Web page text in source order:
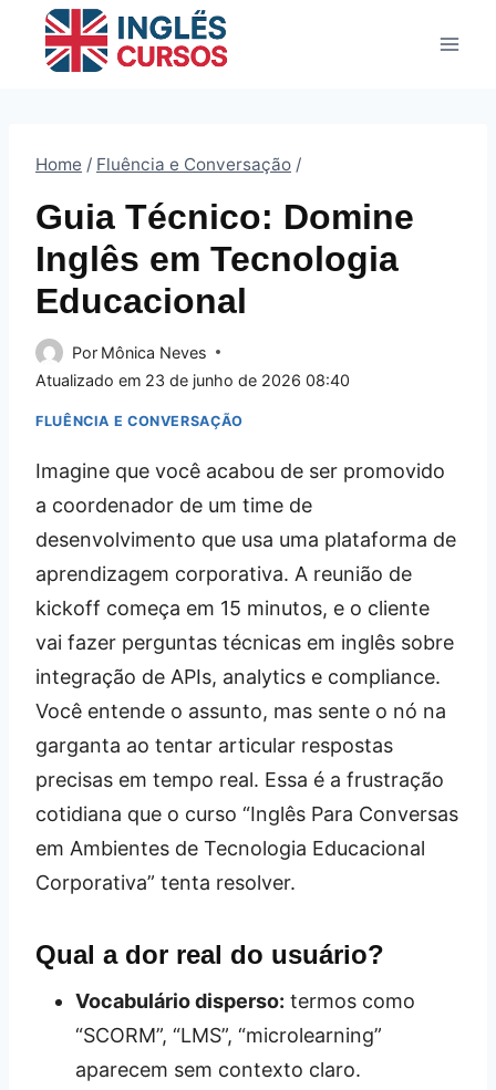
Home / Fluência e Conversação /
Guia Técnico: Domine
Inglês em Tecnologia
Educacional
Por Mônica Neves
Atualizado em 23 de junho de 2026 08:40
FLUÊNCIA E CONVERSAÇÃO
Imagine que você acabou de ser promovido
a coordenador de um time de
desenvolvimento que usa uma plataforma de
aprendizagem corporativa. A reunião de
kickoff começa em 15 minutos, e o cliente
vai fazer perguntas técnicas em inglês sobre
integração de APIs, analytics e compliance.
Você entende o assunto, mas sente o nó na
garganta ao tentar articular respostas
precisas em tempo real. Essa é a frustração
cotidiana que o curso “Inglês Para Conversas
em Ambientes de Tecnologia Educacional
Corporativa” tenta resolver.
Qual a dor real do usuário?
Vocabulário disperso: termos como
“SCORM”, “LMS”, “microlearning”
aparecem sem contexto claro.